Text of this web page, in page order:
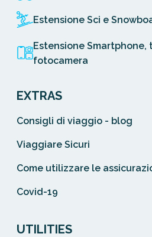
Estensione Sci e
Estensione Smartphone,
fotocamera
EXTRAS
Consigli di viaggio - blog
Viaggiare Sicuri
Come utilizzare le
Covid-19
UTILITIES